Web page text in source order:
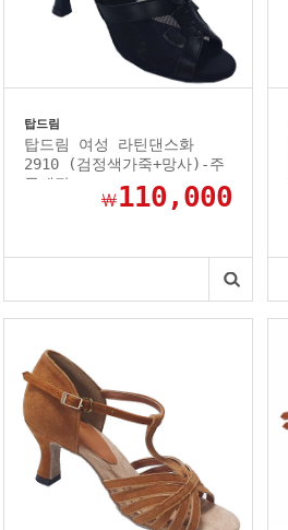
탑드림
탑드림 여성 라틴댄스화
2910 (검정색가죽+망사)-주
문제작
￦110,000